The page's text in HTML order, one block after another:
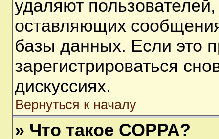
удаляют
оставляющих
базы данных. Если это
зарегистрироваться
дискуссиях.
Вернуться к началу
» Что такое COPPA?